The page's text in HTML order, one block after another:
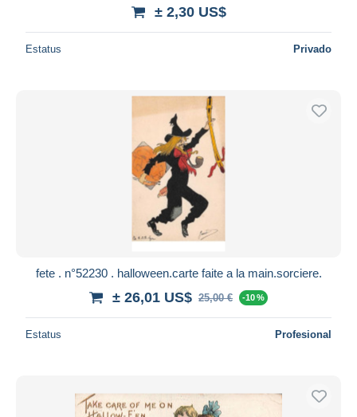
± 2,30 US$
Estatus Privado
fete . n°52230 . halloween.carte faite a la main.sorciere.
± 26,01 US$ 25,00 € -10 %
Estatus Profesional